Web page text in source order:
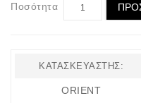
Ποσότητα
ΚΑΤΑΣΚΕΥΑΣΤΉΣ:
ORIENT